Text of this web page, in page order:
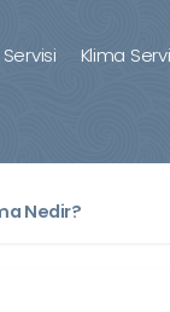
Klima
Nedir?